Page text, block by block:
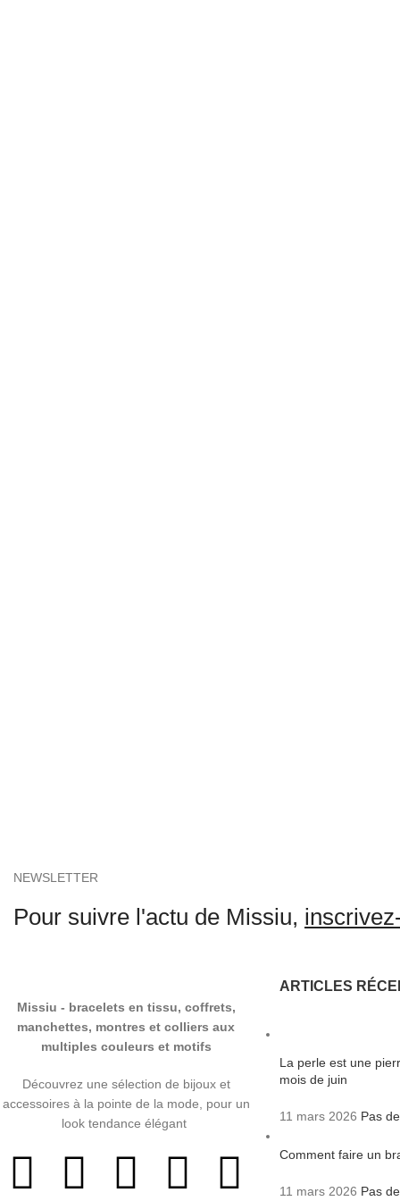
NEWSLETTER
Pour suivre l'actu de Missiu,
Missiu - bracelets en tissu, coffrets,
manchettes, montres et colliers aux
multiples couleurs et motifs
Découvrez une sélection de bijoux et
accessoires à la pointe de la mode, pour un
look tendance élégant
ARTICLES
La perle est une
mois de juin
11 mars 2026 Pas
Comment faire un
11 mars 2026 Pas